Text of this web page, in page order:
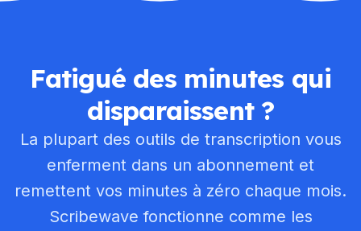
Fatigué des minutes qui
disparaissent ?
La plupart des outils de transcription vous
enferment dans un abonnement et
remettent vos minutes à zéro chaque mois.
Scribewave fonctionne comme les